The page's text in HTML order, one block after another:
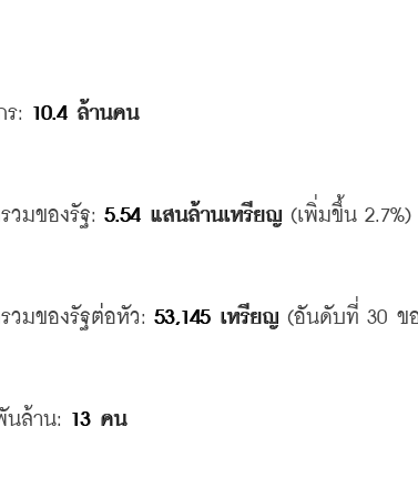
ร: 10.4 ล้านคน
มของรัฐ: 5.54 แสนล้านเหรียญ (เพิ่มขึ้น 2.7%)
มของรัฐต่อหัว: 53,145 เหรียญ (อันดับที่ 30 ข
นล้าน: 13 คน